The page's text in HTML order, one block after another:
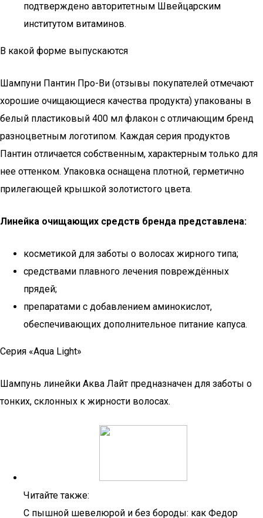
подтверждено авторитетным Швейцарским
институтом витаминов.
В какой форме выпускаются
Шампуни Пантин Про-Ви (отзывы покупателей отмечают
хорошие очищающиеся качества продукта) упакованы в
белый пластиковый 400 мл флакон с отличающим бренд
разноцветным логотипом. Каждая серия продуктов
Пантин отличается собственным, характерным только для
нее оттенком. Упаковка оснащена плотной, герметично
прилегающей крышкой золотистого цвета.
Линейка очищающих средств бренда представлена:
косметикой для заботы о волосах жирного типа;
средствами плавного лечения повреждённых
прядей;
препаратами с добавлением аминокислот,
обеспечивающих дополнительное питание капуса.
Серия «Aqua Light»
Шампунь линейки Аква Лайт предназначен для заботы о
тонких, склонных к жирности волосах.
Читайте также:
С пышной шевелюрой и без бороды: как Федор